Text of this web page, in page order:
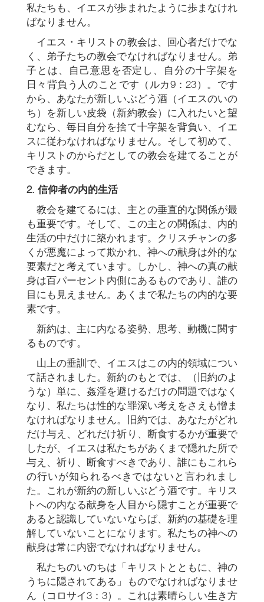
私たちも、イエスが歩まれたように歩まなけれ
ばなりません。
イエス・キリストの教会は、回心者だけでな
く、弟子たちの教会でなければなりません。弟
子とは、自己意思を否定し、自分の十字架を
日々背負う人のことです（ルカ9：23）。です
から、あなたが新しいぶどう酒（イエスのいの
ち）を新しい皮袋（新約教会）に入れたいと望
むなら、毎日自分を捨て十字架を背負い、イエ
スに従わなければなりません。そして初めて、
キリストのからだとしての教会を建てることが
できます。
2. 信仰者の内的生活
教会を建てるには、主との垂直的な関係が最
も重要です。そして、この主との関係は、内的
生活の中だけに築かれます。クリスチャンの多
くが悪魔によって欺かれ、神への献身は外的な
要素だと考えています。しかし、神への真の献
身は百パーセント内側にあるものであり、誰の
目にも見えません。あくまで私たちの内的な要
素です。
新約は、主に内なる姿勢、思考、動機に関す
るものです。
山上の垂訓で、イエスはこの内的領域につい
て話されました。新約のもとでは、（旧約のよ
うな）単に、姦淫を避けるだけの問題ではなく
なり、私たちは性的な罪深い考えをさえも憎ま
なければなりません。旧約では、あなたがどれ
だけ与え、どれだけ祈り、断食するかが重要で
したが、イエスは私たちがあくまで隠れた所で
与え、祈り、断食すべきであり、誰にもこれら
の行いが知られるべきではないと言われまし
た。これが新約の新しいぶどう酒です。キリス
トへの内なる献身を人目から隠すことが重要で
あると認識していないならば、新約の基礎を理
解していないことになります。私たちの神への
献身は常に内密でなければなりません。
私たちのいのちは「キリストとともに、神の
うちに隠されてある」ものでなければなりませ
ん（コロサイ3：3）。これは素晴らしい生き方